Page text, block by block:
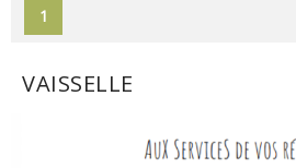
1
VAISSELLE